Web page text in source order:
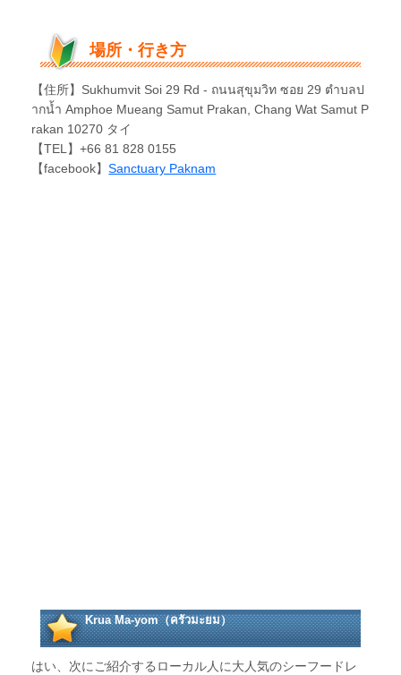
場所・行き方
【住所】Sukhumvit Soi 29 Rd - ถนนสุขุมวิท ซอย 29 ตำบลป
ากน้ำ Amphoe Mueang Samut Prakan, Chang Wat Samut P
rakan 10270 タイ
【TEL】+66 81 828 0155
【facebook】Sanctuary Paknam
Krua Ma-yom（ครัวมะยม）
はい、次にご紹介するローカル人に大人気のシーフードレ